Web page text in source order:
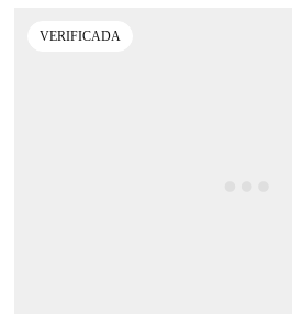
VERIFICADA